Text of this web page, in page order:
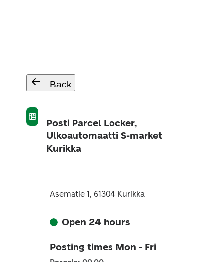
Back
Posti Parcel Locker,
Ulkoautomaatti S-market
Kurikka
Asematie 1, 61304 Kurikka
Open 24 hours
Posting times Mon - Fri